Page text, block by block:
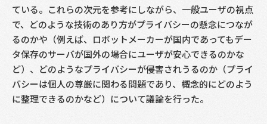
ている。これらの次元を参考にしながら、一般ユーザの視点
で、どのような技術のあり方がプライバシーの懸念につなが
るのかや（例えば、ロボットメーカーが国内であってもデー
タ保存のサーバが国外の場合にユーザが安心できるのかな
ど）、どのようなプライバシーが侵害されうるのか（プライ
バシーは個人の尊厳に関わる問題であり、概念的にどのよう
に整理できるのかなど）について議論を行った。